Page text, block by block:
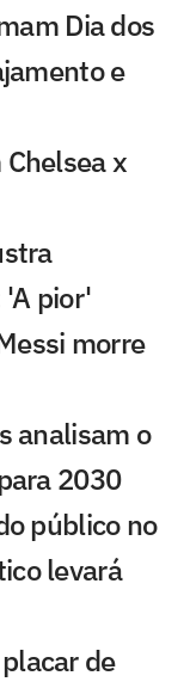
Dia dos
e
x
pior'
morre
analisam o
2030
público no
levará
de